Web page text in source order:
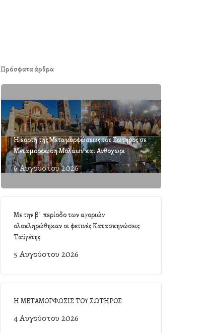
Πρόσφατα άρθρα
Η εορτή της Μεταμορφώσεως του Σωτήρος σε
Μεταμόρφωση Μολάων και Ανθοχώρι
6 Αυγούστου 2026
Με την β΄ περίοδο των αγοριών
ολοκληρώθηκαν οι φετινές Κατασκηνώσεις
Ταϋγέτης
5 Αυγούστου 2026
Η ΜΕΤΑΜΟΡΦΩΣΙΣ ΤΟΥ ΣΩΤΗΡΟΣ
4 Αυγούστου 2026